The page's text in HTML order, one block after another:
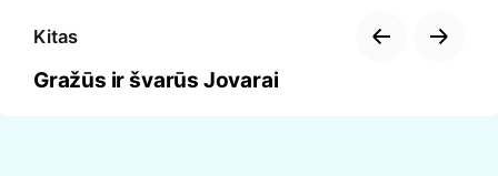
Kitas
Gražūs ir švarūs Jovarai